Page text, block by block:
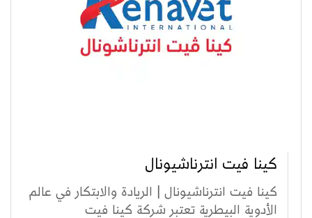
كينا فيت انترناشيونال
كينا فيت انترناشيونال | الريادة والابتكار في عالم
الأدوية البيطرية تعتبر شركة كينا فيت